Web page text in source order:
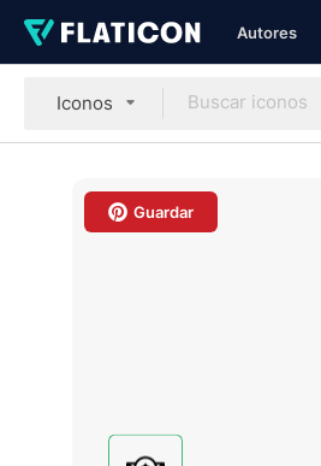
Autores
Iconos
Guardar